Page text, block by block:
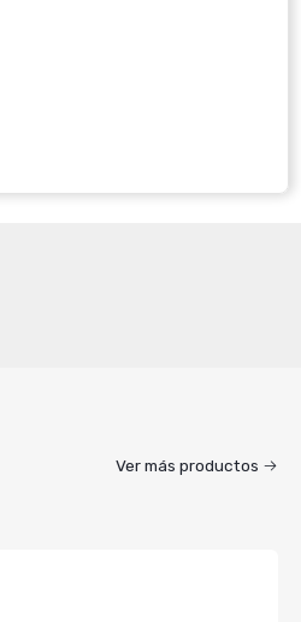
Ver más productos